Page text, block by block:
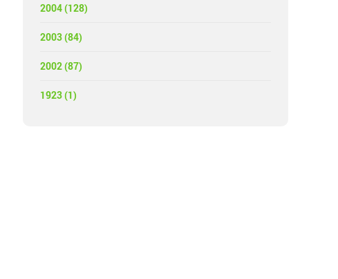
2004 (128)
2003 (84)
2002 (87)
1923 (1)